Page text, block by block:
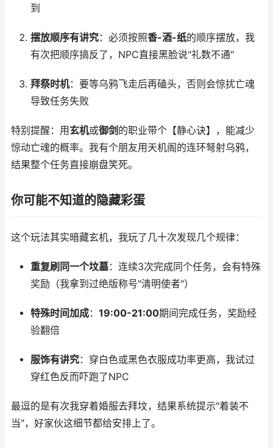
到
摆放顺序有讲究：必须按照香-酒-纸的顺序摆放，我
有次把顺序搞反了，NPC直接黑脸说"礼数不通"
拜祭时机：要等乌鸦飞走后再磕头，否则会惊扰亡魂
导致任务失败
特别提醒：用 玄机或御剑 的职业带个【静心诀】，能减少
惊动亡魂的概率。我有个朋友用天机阁的连环弩射乌鸦，
结果整个任务直接崩盘笑死。
你可能不知道的隐藏彩蛋
这个玩法其实暗藏玄机，我玩了几十次发现几个规律：
重复刷同一个坟墓：连续3次完成同个任务，会有特殊
奖励（我拿到过绝版称号"清明使者"）
特殊时间加成： 19:00-21:00期间完成任务，奖励经
验翻倍
服饰有讲究：穿白色或黑色衣服成功率更高，我试过
穿红色反而吓跑了NPC
最逗的是有次我穿着婚服去拜坟，结果系统提示"着装不
当"，好家伙这细节都给安排上了。